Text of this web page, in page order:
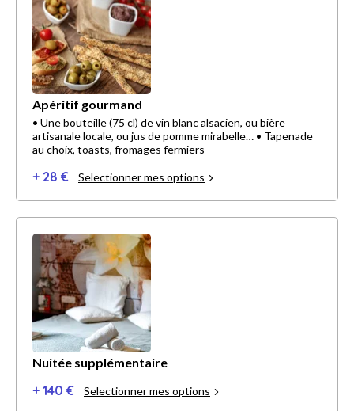
Apéritif gourmand
• Une bouteille (75 cl) de vin blanc alsacien, ou bière
artisanale locale, ou jus de pomme mirabelle… • Tapenade
au choix, toasts, fromages fermiers
+ 28 € Selectionner mes options
Nuitée supplémentaire
+ 140 € Selectionner mes options